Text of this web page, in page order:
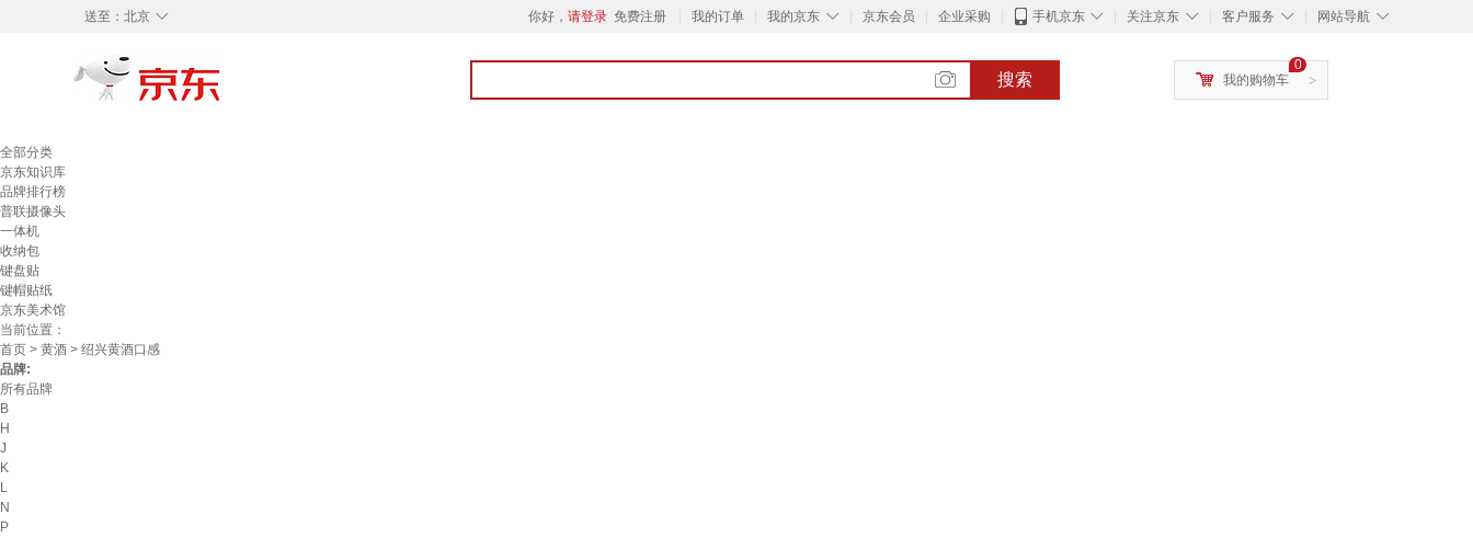
◇
送至： 北京 你好， 请登录 免费注册 我的订单 ◇
我的京东 京东会员 企业采购 ◇
手机京东 ◇
关注京东 ◇
客户服务 ◇
网站导航
搜索 >
0
我的购物车
全部分类
京东知识库
品牌排行榜
普联摄像头
一体机
收纳包
键盘贴
键帽贴纸
京东美术馆
当前位置：
首页 > 黄酒 > 绍兴黄酒口感
品牌:
所有品牌
B
H
J
K
L
N
P